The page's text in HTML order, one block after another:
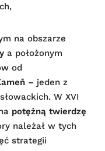
na obszarze
a położonym
od
– jeden z
W XVI
potężną twierdzę
należał w tych
strategii